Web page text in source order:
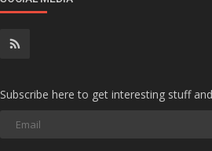
Subscribe here to get interesting stuff